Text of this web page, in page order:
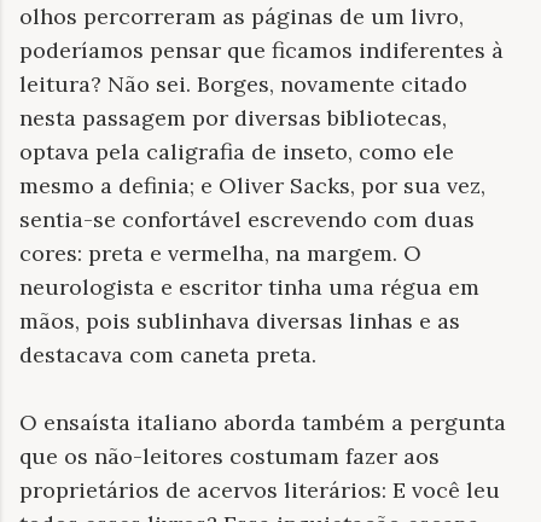
olhos percorreram as páginas de um livro,
poderíamos pensar que ficamos indiferentes à
leitura? Não sei. Borges, novamente citado
nesta passagem por diversas bibliotecas,
optava pela caligrafia de inseto, como ele
mesmo a definia; e Oliver Sacks, por sua vez,
sentia-se confortável escrevendo com duas
cores: preta e vermelha, na margem. O
neurologista e escritor tinha uma régua em
mãos, pois sublinhava diversas linhas e as
destacava com caneta preta.
O ensaísta italiano aborda também a pergunta
que os não-leitores costumam fazer aos
proprietários de acervos literários: E você leu